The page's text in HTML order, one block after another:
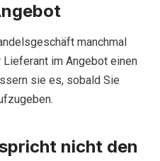
manchmal
im Angebot einen
sie es, sobald Sie
nicht den